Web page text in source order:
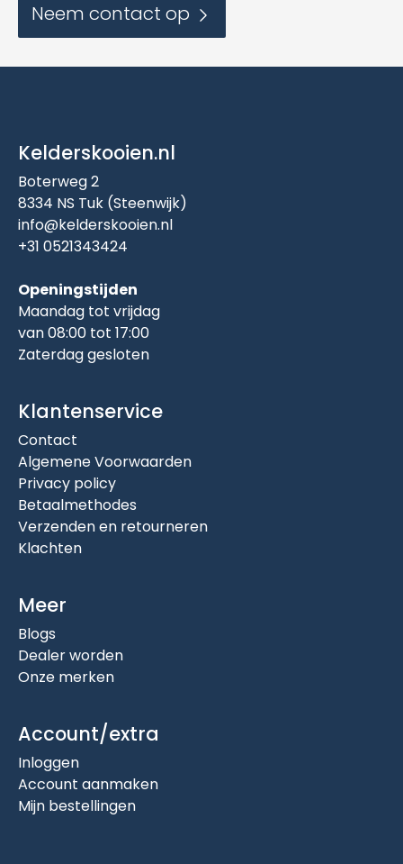
Neem contact op
Kelderskooien.nl
Boterweg 2
8334 NS Tuk (Steenwijk)
info@kelderskooien.nl
+31 0521343424
Openingstijden
Maandag tot vrijdag
van 08:00 tot 17:00
Zaterdag gesloten
Klantenservice
Contact
Algemene Voorwaarden
Privacy policy
Betaalmethodes
Verzenden en retourneren
Klachten
Meer
Blogs
Dealer worden
Onze merken
Account/extra
Inloggen
Account aanmaken
Mijn bestellingen